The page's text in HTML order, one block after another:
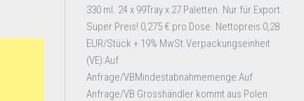
330 ml. 24 x 99Tray x 27 Paletten. Nur für Export.
Super Preis! 0,275 € pro Dose. Nettopreis:0,28
EUR/Stück + 19% MwSt.Verpackungseinheit
(VE):Auf
Anfrage/VBMindestabnahmemenge:Auf
Anfrage/VB Grosshändler kommt aus Polen